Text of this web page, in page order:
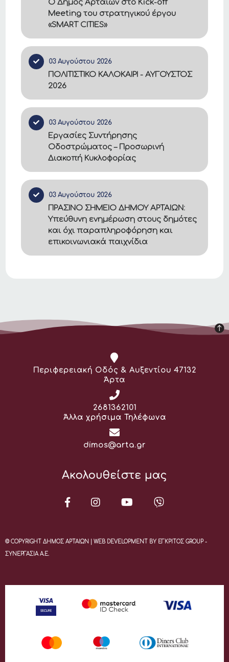
Ο Δήμος Αρταίων στο Kick-off
Meeting του στρατηγικού έργου
«SMART CITIES»
03 Αυγούστου 2026
ΠΟΛΙΤΙΣΤΙΚΟ ΚΑΛΟΚΑΙΡΙ - ΑΥΓΟΥΣΤΟΣ
2026
03 Αυγούστου 2026
Εργασίες Συντήρησης
Οδοστρώματος – Προσωρινή
Διακοπή Κυκλοφορίας
03 Αυγούστου 2026
ΠΡΑΣΙΝΟ ΣΗΜΕΙΟ ΔΗΜΟΥ ΑΡΤΑΙΩΝ:
Υπεύθυνη ενημέρωση στους δημότες
και όχι παραπληροφόρηση και
επικοινωνιακά παιχνίδια
Διεύθυνση:
Περιφερειακή Οδός & Αυξεντίου 47132
Άρτα
Τηλέφωνο:
2681362101
Άλλα χρήσιμα Τηλέφωνα
Email:
dimos@arta.gr
Ακολουθείστε μας
© COPYRIGHT ΔΗΜΟΣ ΑΡΤΑΙΩΝ | WEB DEVELOPMENT BY ΕΓΚΡΙΤΟΣ GROUP -
ΣΥΝΕΡΓΑΣΙΑ Α.Ε.